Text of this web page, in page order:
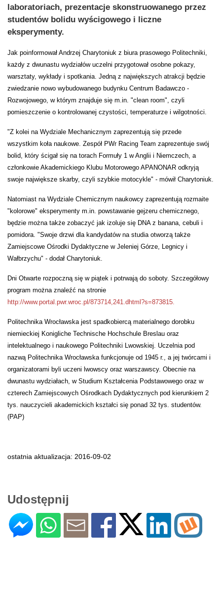
laboratoriach, prezentacje skonstruowanego przez
studentów bolidu wyścigowego i liczne
eksperymenty.
Jak poinformował Andrzej Charytoniuk z biura prasowego Politechniki,
każdy z dwunastu wydziałów uczelni przygotował osobne pokazy,
warsztaty, wykłady i spotkania. Jedną z największych atrakcji będzie
zwiedzanie nowo wybudowanego budynku Centrum Badawczo -
Rozwojowego, w którym znajduje się m.in. "clean room", czyli
pomieszczenie o kontrolowanej czystości, temperaturze i wilgotności.
"Z kolei na Wydziale Mechanicznym zaprezentują się przede
wszystkim koła naukowe. Zespół PWr Racing Team zaprezentuje swój
bolid, który ścigał się na torach Formuły 1 w Anglii i Niemczech, a
członkowie Akademickiego Klubu Motorowego APANONAR odkryją
swoje największe skarby, czyli szybkie motocykle" - mówił Charytoniuk.
Natomiast na Wydziale Chemicznym naukowcy zaprezentują rozmaite
"kolorowe" eksperymenty m.in. powstawanie gejzeru chemicznego,
będzie można także zobaczyć jak izoluje się DNA z banana, cebuli i
pomidora. "Swoje drzwi dla kandydatów na studia otworzą także
Zamiejscowe Ośrodki Dydaktyczne w Jeleniej Górze, Legnicy i
Wałbrzychu" - dodał Charytoniuk.
Dni Otwarte rozpoczną się w piątek i potrwają do soboty. Szczegółowy
program można znaleźć na stronie
http://www.portal.pwr.wroc.pl/873714 ,241.dhtml?s=873815.
Politechnika Wrocławska jest spadkobiercą materialnego dorobku
niemieckiej Konigliche Technische Hochschule Breslau oraz
intelektualnego i naukowego Politechniki Lwowskiej. Uczelnia pod
nazwą Politechnika Wrocławska funkcjonuje od 1945 r., a jej twórcami i
organizatorami byli uczeni lwowscy oraz warszawscy. Obecnie na
dwunastu wydziałach, w Studium Kształcenia Podstawowego oraz w
czterech Zamiejscowych Ośrodkach Dydaktycznych pod kierunkiem 2
tys. nauczycieli akademickich kształci się ponad 32 tys. studentów.
(PAP)
ostatnia aktualizacja: 2016-09-02
Udostępnij